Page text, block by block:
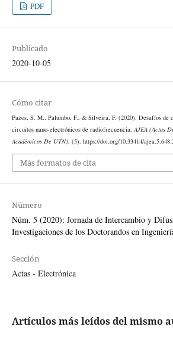
PDF
Publicado
2020-10-05
Cómo citar
Pazos, S. M., Palumbo, F., & Silveira, F. (2020). Desafíos de
circuitos nano-electrónicos de radiofrecuencia.AJEA (Actas
Académicos De UTN), (5). https://doi.org/10.33414/
Más formatos de cita
Número
Núm. 5 (2020): Jornada de Intercambio y
Investigaciones de los Doctorandos en
Sección
Actas - Electrónica
Artículos más leídos del mismo